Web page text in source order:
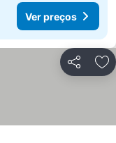
Ver preços
Partilhar